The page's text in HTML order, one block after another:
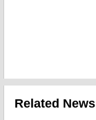
Related News